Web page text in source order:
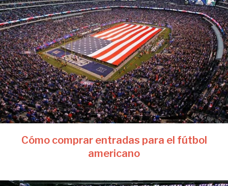
Cómo comprar entradas para el fútbol
americano